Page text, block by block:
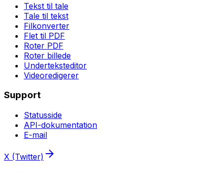
Tekst til tale
Tale til tekst
Filkonverter
Flet til PDF
Roter PDF
Roter billede
Underteksteditor
Videoredigerer
Support
Statusside
API-dokumentation
E-mail
X (Twitter)